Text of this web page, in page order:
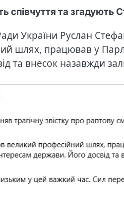
співчуття та згадують
України Руслан
шлях, працював у
та внесок назавжди